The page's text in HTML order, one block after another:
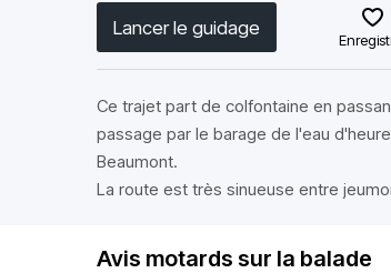
Lancer le guidage
Ce trajet part de colfontaine en
passage par le barage de l'eau
Beaumont.
La route est très sinueuse entre
Avis motards sur la balade